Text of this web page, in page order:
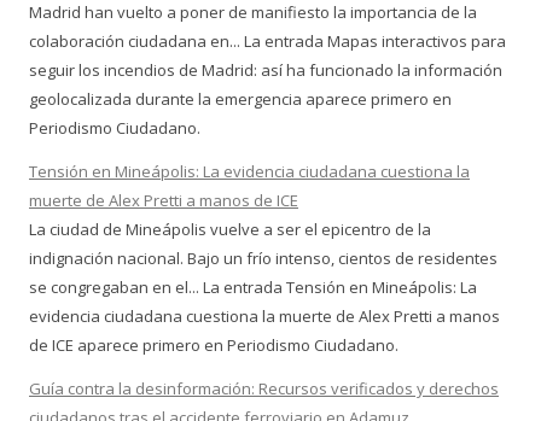
Madrid han vuelto a poner de manifiesto la importancia de la
colaboración ciudadana en... La entrada Mapas interactivos para
seguir los incendios de Madrid: así ha funcionado la información
geolocalizada durante la emergencia aparece primero en
Periodismo Ciudadano.
Tensión en Mineápolis: La evidencia ciudadana cuestiona la
muerte de Alex Pretti a manos de ICE
La ciudad de Mineápolis vuelve a ser el epicentro de la
indignación nacional. Bajo un frío intenso, cientos de residentes
se congregaban en el... La entrada Tensión en Mineápolis: La
evidencia ciudadana cuestiona la muerte de Alex Pretti a manos
de ICE aparece primero en Periodismo Ciudadano.
Guía contra la desinformación: Recursos verificados y derechos